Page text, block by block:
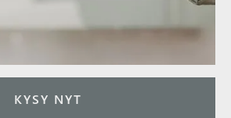
KYSY NYT